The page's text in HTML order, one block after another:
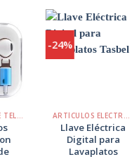
a
ACCESORIOS DE TELÉFONO
-24%
ARTÍCULOS ELECTRÓNICOS
Llave Eléctrica
Digital para
Lavaplatos